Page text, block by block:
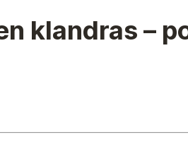
Anmälan och
klandras –